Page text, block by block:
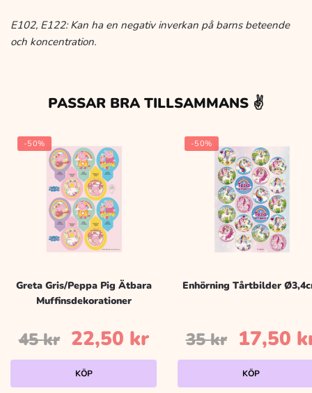
E102, E122: Kan ha en negativ inverkan på barns beteende
och koncentration.
PASSAR BRA TILLSAMMANS ✌️
-50%
Greta Gris/Peppa Pig Ätbara
Muffinsdekorationer
45kr Det
ursprungliga
22,50 krDet
nuvarande
KÖP
-50%
Enhörning Tårtbilder
35kr Det
17,50
KÖP